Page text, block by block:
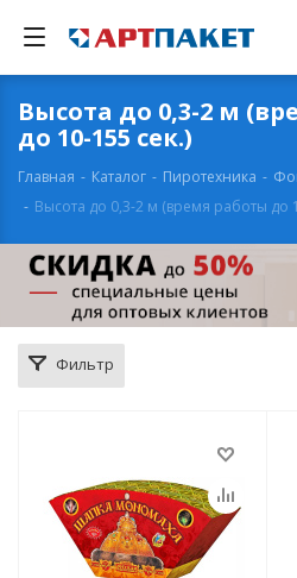
Высота до 0,3-2 м
до 10-155 сек.)
Главная - Каталог - Пиротехника -
- Высота до 0,3-2 м (время работы до
Фильтр